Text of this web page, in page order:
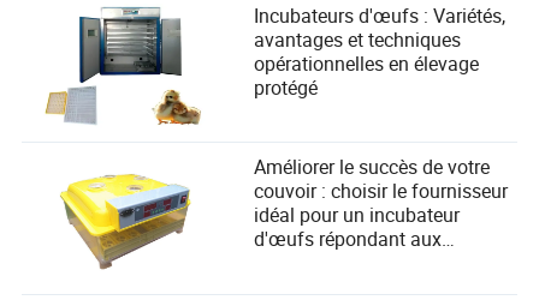
Incubateurs d'œufs : Variétés,
avantages et techniques
opérationnelles en élevage
protégé
Améliorer le succès de votre
couvoir : choisir le fournisseur
idéal pour un incubateur
d'œufs répondant aux